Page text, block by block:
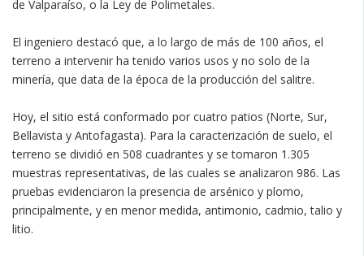
de Valparaíso, o la Ley de Polimetales.
El ingeniero destacó que, a lo largo de más de 100 años, el
terreno a intervenir ha tenido varios usos y no solo de la
minería, que data de la época de la producción del salitre.
Hoy, el sitio está conformado por cuatro patios (Norte, Sur,
Bellavista y Antofagasta). Para la caracterización de suelo, el
terreno se dividió en 508 cuadrantes y se tomaron 1.305
muestras representativas, de las cuales se analizaron 986. Las
pruebas evidenciaron la presencia de arsénico y plomo,
principalmente, y en menor medida, antimonio, cadmio, talio y
litio.